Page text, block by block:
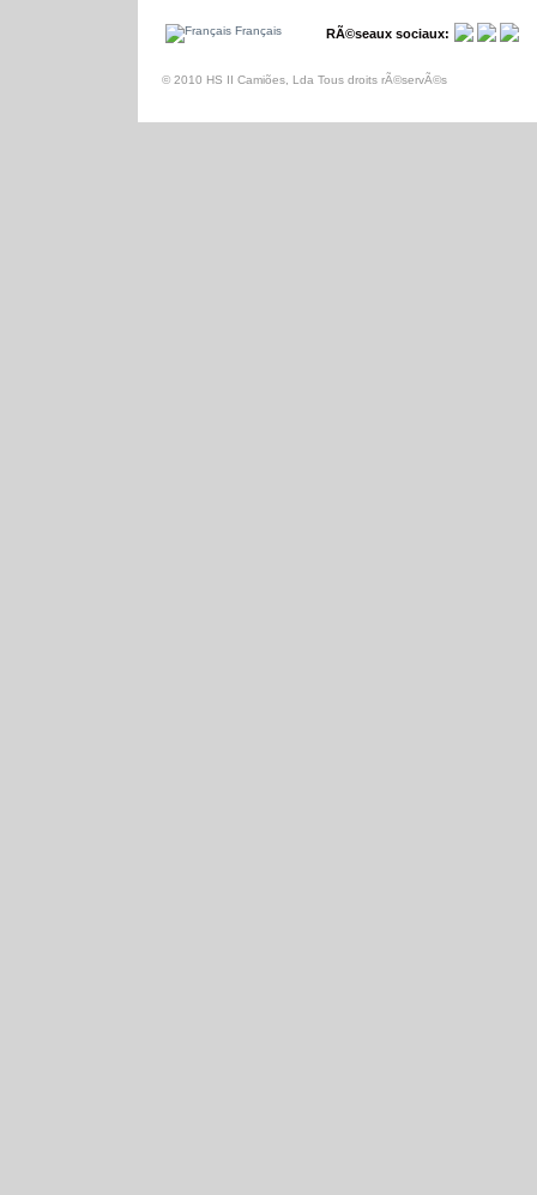
Français RÃ©seaux sociaux:
© 2010 HS II Camiões, Lda Tous droits rÃ©servÃ©s